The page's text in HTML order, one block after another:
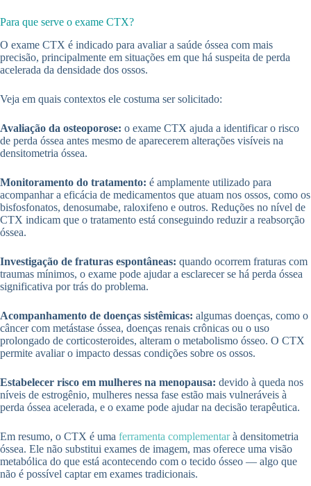
Para que serve o exame CTX?
O exame CTX é indicado para avaliar a saúde óssea com mais
precisão, principalmente em situações em que há suspeita de perda
acelerada da densidade dos ossos.
Veja em quais contextos ele costuma ser solicitado:
Avaliação da osteoporose: o exame CTX ajuda a identificar o risco
de perda óssea antes mesmo de aparecerem alterações visíveis na
densitometria óssea.
Monitoramento do tratamento: é amplamente utilizado para
acompanhar a eficácia de medicamentos que atuam nos ossos, como os
bisfosfonatos, denosumabe, raloxifeno e outros. Reduções no nível de
CTX indicam que o tratamento está conseguindo reduzir a reabsorção
óssea.
Investigação de fraturas espontâneas: quando ocorrem fraturas com
traumas mínimos, o exame pode ajudar a esclarecer se há perda óssea
significativa por trás do problema.
Acompanhamento de doenças sistêmicas: algumas doenças, como o
câncer com metástase óssea, doenças renais crônicas ou o uso
prolongado de corticosteroides, alteram o metabolismo ósseo. O CTX
permite avaliar o impacto dessas condições sobre os ossos.
Estabelecer risco em mulheres na menopausa: devido à queda nos
níveis de estrogênio, mulheres nessa fase estão mais vulneráveis à
perda óssea acelerada, e o exame pode ajudar na decisão terapêutica.
Em resumo, o CTX é uma ferramenta complementarà densitometria
óssea. Ele não substitui exames de imagem, mas oferece uma visão
metabólica do que está acontecendo com o tecido ósseo — algo que
não é possível captar em exames tradicionais.